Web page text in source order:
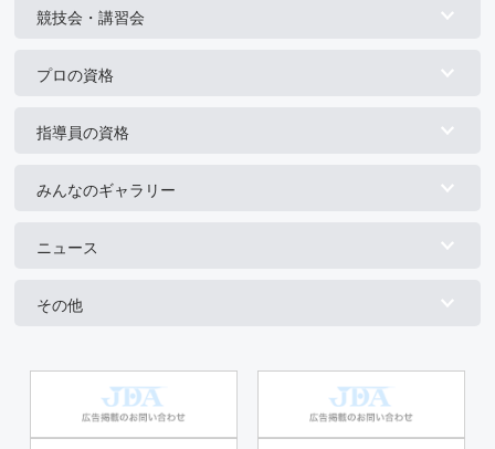
競技会・講習会
プロの資格
指導員の資格
みんなのギャラリー
ニュース
その他